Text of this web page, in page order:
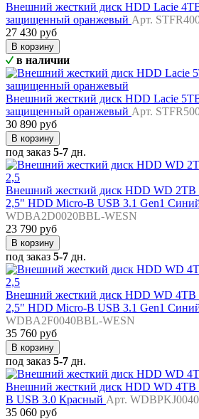
Внешний жесткий диск HDD Lacie
защищенный оранжевый Арт.
27 430 руб
В корзину
в наличии
Внешний жесткий диск HDD Lacie
защищенный оранжевый Арт.
30 890 руб
В корзину
под заказ 5-7 дн.
Внешний жесткий диск HDD WD 2TB
2,5" HDD Micro-B USB 3.1 Gen1
WDBA2D0020BBL-WESN
23 790 руб
В корзину
под заказ 5-7 дн.
Внешний жесткий диск HDD WD 4TB
2,5" HDD Micro-B USB 3.1 Gen1
WDBA2F0040BBL-WESN
35 760 руб
В корзину
под заказ 5-7 дн.
Внешний жесткий диск HDD WD 4TB
B USB 3.0 Красный Арт.
35 060 руб